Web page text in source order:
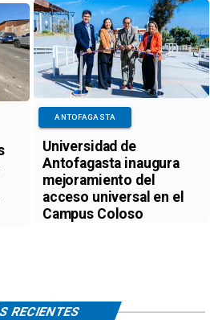
Universidad de
Antofagasta inaugura
mejoramiento del
acceso universal en el
Campus Coloso
ANTOFAGASTA
RECIENTES